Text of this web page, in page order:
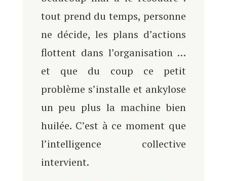
tout prend du temps, personne
ne décide, les plans d’actions
flottent dans l’organisation …
et que du coup ce petit
problème s’installe et ankylose
un peu plus la machine bien
huilée. C’est à ce moment que
l’intelligence collective
intervient.